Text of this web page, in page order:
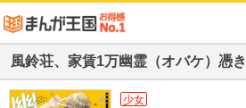
風鈴荘、家賃1万幽霊（オバケ）憑き
少女